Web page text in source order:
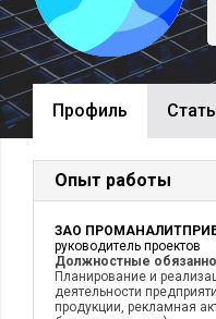
Профиль
Опыт работы
ЗАО
руководитель проектов
Должностные
Планирование и
деятельности
продукции, рекламная